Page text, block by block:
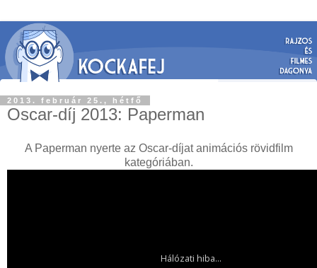
2013. február 25., hétfő
Oscar-díj 2013: Paperman
A Paperman nyerte az Oscar-díjat animációs rövidfilm
kategóriában.